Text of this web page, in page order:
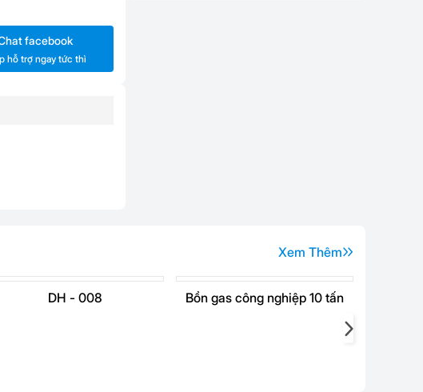
facebook
hỗ trợ ngay tức thì
Xem Thêm
DH - 008 Bồn gas công nghiệp 10 tấn